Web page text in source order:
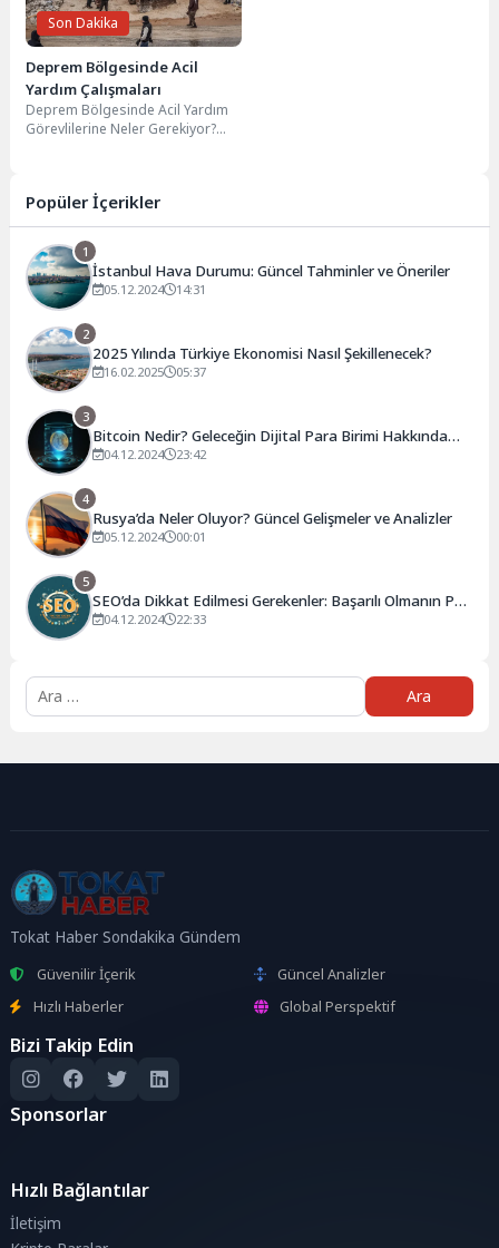
Son Dakika
Deprem Bölgesinde Acil
Yardım Çalışmaları
Deprem Bölgesinde Acil Yardım
Görevlilerine Neler Gerekiyor?
Popüler İçerikler
1
İstanbul Hava Durumu: Güncel Tahminler ve Öneriler
05.12.2024 14:31
2
2025 Yılında Türkiye Ekonomisi Nasıl Şekillenecek?
16.02.2025 05:37
3
Bitcoin Nedir? Geleceğin Dijital Para Birimi Hakkında
Bilmeniz Gerekenler
04.12.2024 23:42
4
Rusya’da Neler Oluyor? Güncel Gelişmeler ve Analizler
05.12.2024 00:01
5
SEO’da Dikkat Edilmesi Gerekenler: Başarılı Olmanın Püf
Noktaları
04.12.2024 22:33
Tokat Haber Sondakika Gündem
Güvenilir İçerik
Güncel Analizler
Hızlı Haberler
Global Perspektif
Bizi Takip Edin
Sponsorlar
Hızlı Bağlantılar
İletişim